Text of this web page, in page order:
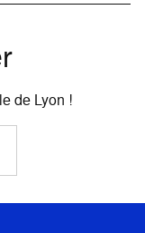
de Lyon !